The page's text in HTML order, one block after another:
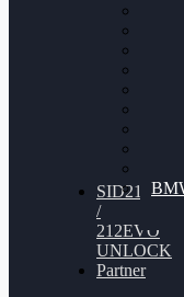
SID212
/
212EVO
UNLOCK
Partner